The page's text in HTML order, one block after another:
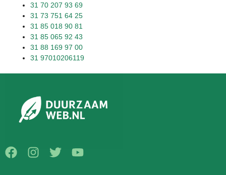
31 70 207 93 69
31 73 751 64 25
31 85 018 90 81
31 85 065 92 43
31 88 169 97 00
31 97010206119